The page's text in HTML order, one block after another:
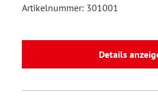
Artikelnummer: 301001
Details